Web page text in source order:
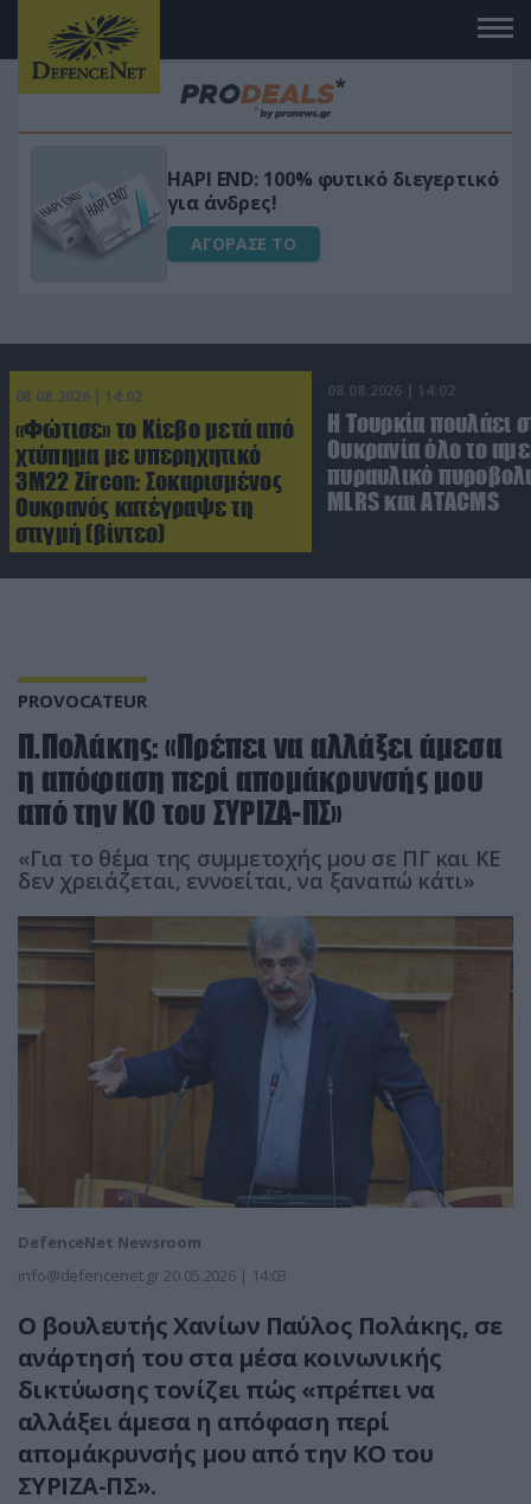
Μεταμόρφωσε τον κήπο σου με το
Ultra Box Μίνι Αλυσοπρίονο με
μπαταρία λιθίου
ΑΓΟΡΑΣΕ ΤΟ
08.08.2026 | 14:02
«Φώτισε» το Κίεβο μετά από
χτύπημα με υπερηχητικό
3M22 Zircon: Σοκαρισμένος
Ουκρανός κατέγραψε τη
στιγμή (βίντεο)
08.08.2026 | 14:02
Η Τουρκία πουλάει
Ουκρανία όλο το
πυραυλικό
MLRS και ΑΤΑCMS
PROVOCATEUR
Π.Πολάκης: «Πρέπει να αλλάξει άμεσα
η απόφαση περί απομάκρυνσής μου
από την ΚΟ του ΣΥΡΙΖΑ-ΠΣ»
«Για το θέμα της συμμετοχής μου σε ΠΓ και ΚΕ
δεν χρειάζεται, εννοείται, να ξαναπώ κάτι»
DefenceNet Newsroom
info@defencenet.gr 20.05.2026 | 14:03
Ο βουλευτής Χανίων Παύλος Πολάκης, σε
ανάρτησή του στα μέσα κοινωνικής
δικτύωσης τονίζει πώς «πρέπει να
αλλάξει άμεσα η απόφαση περί
απομάκρυνσής μου από την ΚΟ του
ΣΥΡΙΖΑ-ΠΣ».